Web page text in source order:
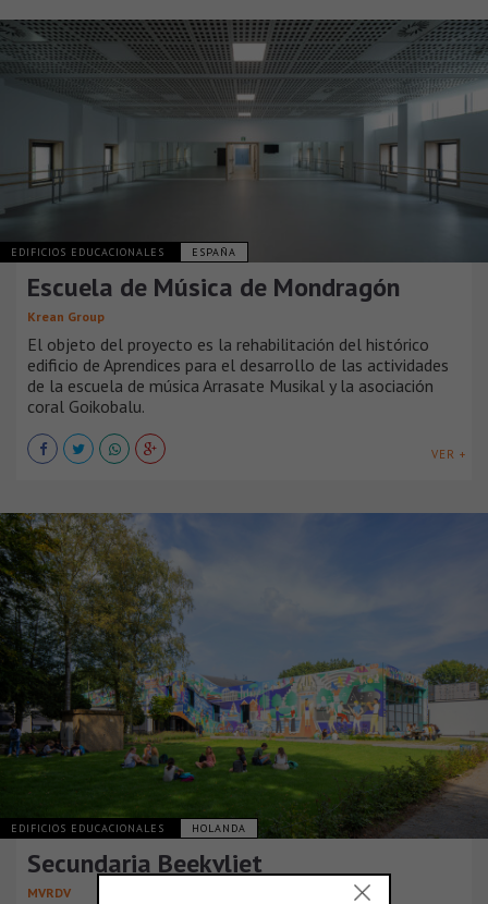
EDIFICIOS EDUCACIONALES ESPAÑA
Escuela de Música de Mondragón
Krean Group
El objeto del proyecto es la rehabilitación del histórico
edificio de Aprendices para el desarrollo de las actividades
de la escuela de música Arrasate Musikal y la asociación
coral Goikobalu.
VER +
EDIFICIOS EDUCACIONALES HOLANDA
Secundaria Beekvliet
MVRDV